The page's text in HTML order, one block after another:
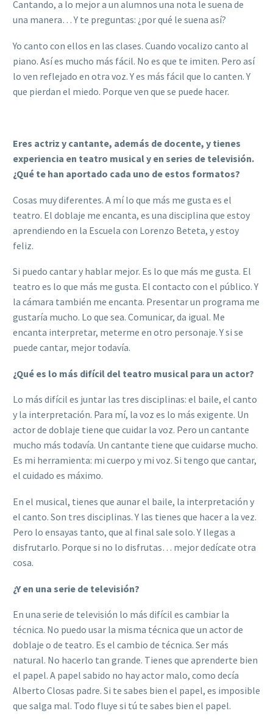
Cantando, a lo mejor a un alumnos una nota le suena de
una manera… Y te preguntas: ¿por qué le suena así?
Yo canto con ellos en las clases. Cuando vocalizo canto al
piano. Así es mucho más fácil. No es que te imiten. Pero así
lo ven reflejado en otra voz. Y es más fácil que lo canten. Y
que pierdan el miedo. Porque ven que se puede hacer.
Eres actriz y cantante, además de docente, y tienes
experiencia en teatro musical y en series de televisión.
¿Qué te han aportado cada uno de estos formatos?
Cosas muy diferentes. A mí lo que más me gusta es el
teatro. El doblaje me encanta, es una disciplina que estoy
aprendiendo en la Escuela con Lorenzo Beteta, y estoy
feliz.
Si puedo cantar y hablar mejor. Es lo que más me gusta. El
teatro es lo que más me gusta. El contacto con el público. Y
la cámara también me encanta. Presentar un programa me
gustaría mucho. Lo que sea. Comunicar, da igual. Me
encanta interpretar, meterme en otro personaje. Y si se
puede cantar, mejor todavía.
¿Qué es lo más difícil del teatro musical para un actor?
Lo más difícil es juntar las tres disciplinas: el baile, el canto
y la interpretación. Para mí, la voz es lo más exigente. Un
actor de doblaje tiene que cuidar la voz. Pero un cantante
mucho más todavía. Un cantante tiene que cuidarse mucho.
Es mi herramienta: mi cuerpo y mi voz. Si tengo que cantar,
el cuidado es máximo.
En el musical, tienes que aunar el baile, la interpretación y
el canto. Son tres disciplinas. Y las tienes que hacer a la vez.
Pero lo ensayas tanto, que al final sale solo. Y llegas a
disfrutarlo. Porque si no lo disfrutas… mejor dedícate otra
cosa.
¿Y en una serie de televisión?
En una serie de televisión lo más difícil es cambiar la
técnica. No puedo usar la misma técnica que un actor de
doblaje o de teatro. Es el cambio de técnica. Ser más
natural. No hacerlo tan grande. Tienes que aprenderte bien
el papel. A papel sabido no hay actor malo, como decía
Alberto Closas padre. Si te sabes bien el papel, es imposible
que salga mal. Todo fluye si tú te sabes bien el papel.